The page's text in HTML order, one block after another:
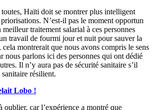
Haïti doit se montrer plus intelligent
N’est-il pas le moment opportun
traitement salarial à ces personnes
travail de fourmi jour et nuit pour sauver la
cela montrerait que nous avons compris le sens
nous parlons ici des personnes qui ont dédié
Il n’y aura pas de sécurité sanitaire s’il
sanitaire résilient.
Lobo !
oublier, car l’expérience a montré que